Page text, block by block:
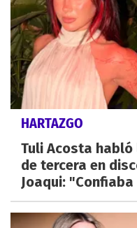
HARTAZGO
Tuli Acosta
de tercera en
Joaqui: "Confiaba